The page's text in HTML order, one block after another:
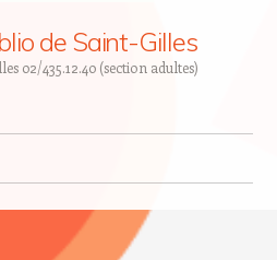
de Saint-Gilles
02/435.12.40 (section adultes)